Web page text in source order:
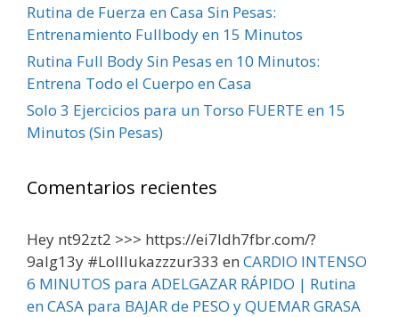
Rutina de Fuerza en Casa Sin Pesas:
Entrenamiento Fullbody en 15 Minutos
Rutina Full Body Sin Pesas en 10 Minutos:
Entrena Todo el Cuerpo en Casa
Solo 3 Ejercicios para un Torso FUERTE en 15
Minutos (Sin Pesas)
Comentarios recientes
Hey nt92zt2 >>> https://ei7ldh7fbr.com/?
9alg13y #Lolllukazzzur333 en CARDIO INTENSO
6 MINUTOS para ADELGAZAR RÁPIDO | Rutina
en CASA para BAJAR de PESO y QUEMAR GRASA